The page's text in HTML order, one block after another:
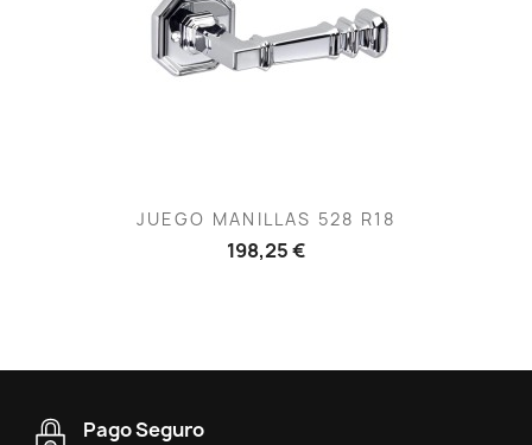
JUEGO MANILLAS 528 R18
198,25 €
Pago Seguro